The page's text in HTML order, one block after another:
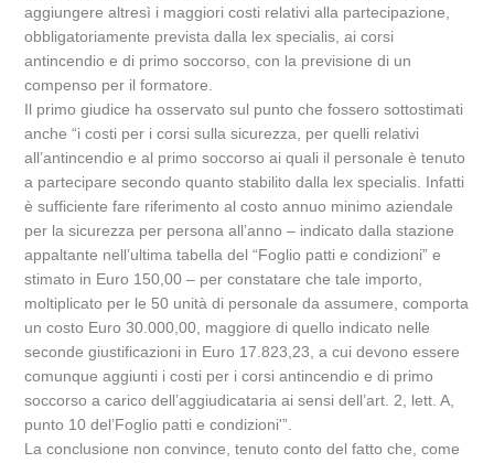
aggiungere altresì i maggiori costi relativi alla partecipazione,
obbligatoriamente prevista dalla lex specialis, ai corsi
antincendio e di primo soccorso, con la previsione di un
compenso per il formatore.
Il primo giudice ha osservato sul punto che fossero sottostimati
anche “i costi per i corsi sulla sicurezza, per quelli relativi
all’antincendio e al primo soccorso ai quali il personale è tenuto
a partecipare secondo quanto stabilito dalla lex specialis. Infatti
è sufficiente fare riferimento al costo annuo minimo aziendale
per la sicurezza per persona all’anno – indicato dalla stazione
appaltante nell’ultima tabella del “Foglio patti e condizioni” e
stimato in Euro 150,00 – per constatare che tale importo,
moltiplicato per le 50 unità di personale da assumere, comporta
un costo Euro 30.000,00, maggiore di quello indicato nelle
seconde giustificazioni in Euro 17.823,23, a cui devono essere
comunque aggiunti i costi per i corsi antincendio e di primo
soccorso a carico dell’aggiudicataria ai sensi dell’art. 2, lett. A,
punto 10 del’Foglio patti e condizioni'”.
La conclusione non convince, tenuto conto del fatto che, come